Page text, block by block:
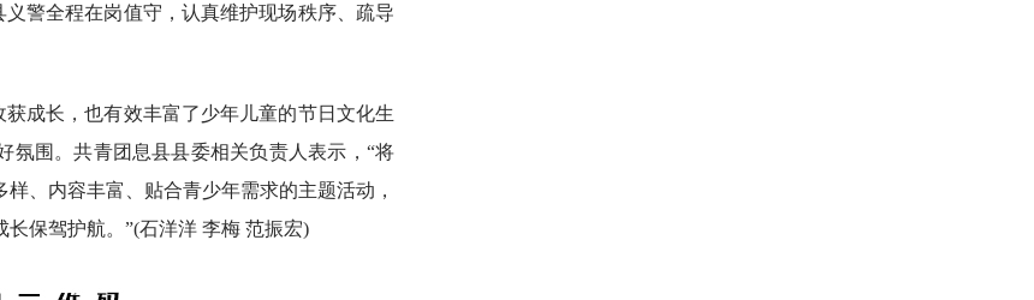
警全程在岗值守，认真维护现场秩序、疏导
成长，也有效丰富了少年儿童的节日文化生
氛围。共青团息县县委相关负责人表示，“将
、内容丰富、贴合青少年需求的主题活动，
保驾护航。”(石洋洋 李梅 范振宏)